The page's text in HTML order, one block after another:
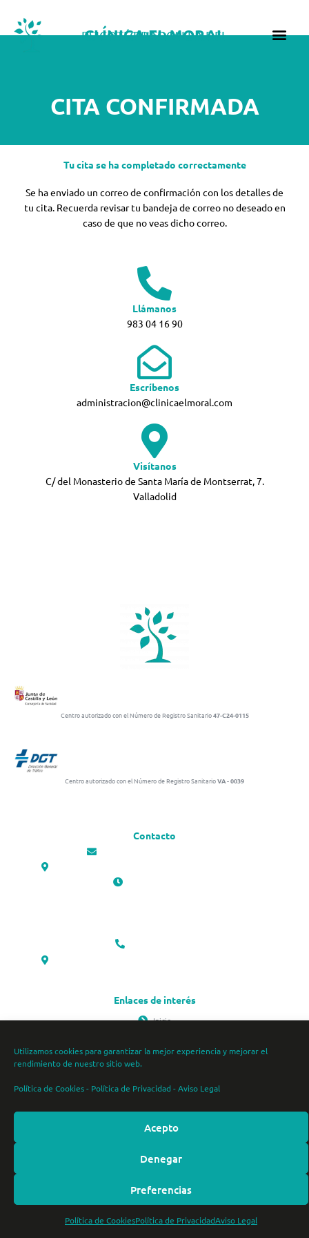
Utilizamos cookies para garantizar la mejor experiencia y mejorar el
rendimiento de nuestro sitio web.
Política de Cookies- Política de Privacidad -Aviso Legal
Acepto
Denegar
Preferencias
Política de CookiesPolítica de PrivacidadAviso Legal
contenido
CLÍNICA EL MORAL
PSICOTÉCNICO VILLA DEL PRADO
CITA CONFIRMADA
Tu cita se ha completado correctamente
Se ha enviado un correo de confirmación con los detalles de
tu cita. Recuerda revisar tu bandeja de correo no deseado en
caso de que no veas dicho correo.
Llámanos
983 04 16 90
Escríbenos
administracion@clinicaelmoral.com
Visítanos
C/ del Monasterio de Santa María de Montserrat, 7.
Valladolid
Centro autorizado con el Número de Registro Sanitario47-C24-0115
Centro autorizado con el Número de Registro SanitarioVA - 0039
Contacto
Enlaces de interés
Inicio
Política de Privacidad
Política de Cookies